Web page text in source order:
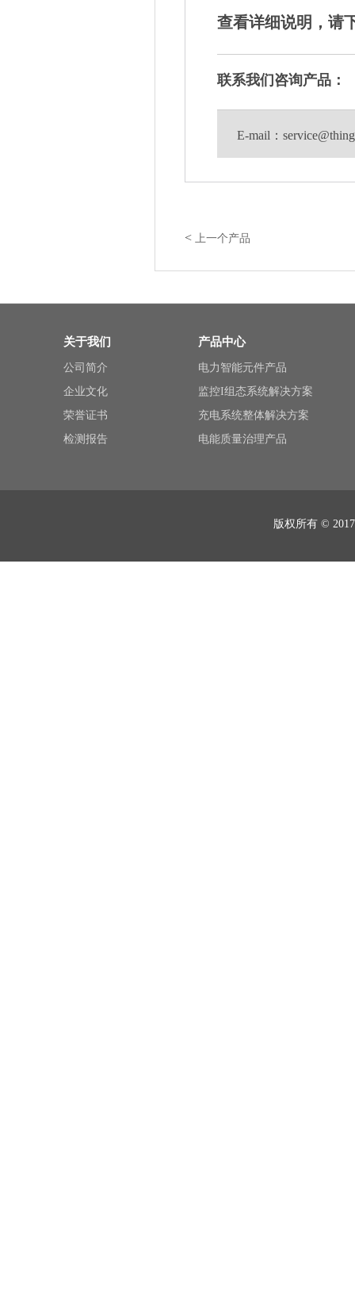
查看详细说明，请
联系我们咨询产品：
E-mail：
< 上一个产品
关于我们
公司简介
企业文化
荣誉证书
检测报告
产品中心
电力智能元件产品
监控I组态系统解决方案
充电系统整体解决方案
电能质量治理产品
版权所有 ©